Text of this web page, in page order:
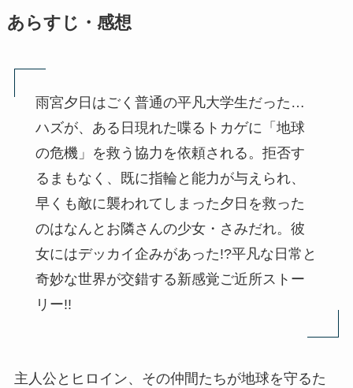
あらすじ・感想
雨宮夕日はごく普通の平凡大学生だった…
ハズが、ある日現れた喋るトカゲに「地球
の危機」を救う協力を依頼される。拒否す
るまもなく、既に指輪と能力が与えられ、
早くも敵に襲われてしまった夕日を救った
のはなんとお隣さんの少女・さみだれ。彼
女にはデッカイ企みがあった!?平凡な日常と
奇妙な世界が交錯する新感覚ご近所ストー
リー!!
主人公とヒロイン、その仲間たちが地球を守るた